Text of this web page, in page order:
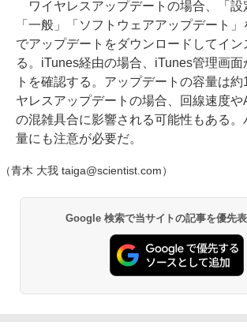
ワイヤレスアップデートの場合、「設
「一般」「ソフトウェアアップデート
でアップデートをダウンロードしてイン
る。iTunes経由の場合、iTunes管理画
トを確認する。アップデートの容量は約
ヤレスアップデートの場合、回線速度
の混雑具合に影響される可能性もある。
量にも注意が必要だ。
（青木 大我 taiga@scientist.com）
Google 検索で当サイトの記事を優先